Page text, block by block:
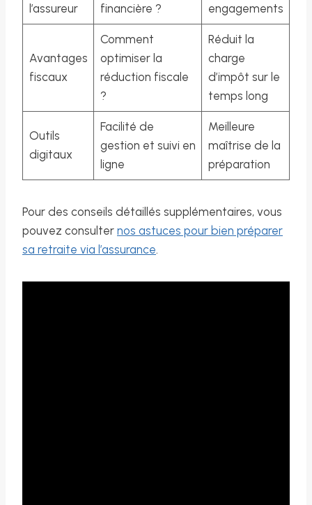
l’assureur
financière ?
engagements
Avantages
fiscaux
Comment
optimiser la
réduction fiscale
?
Réduit la
charge
d’impôt sur le
temps long
Outils
digitaux
Facilité de
gestion et suivi en
ligne
Meilleure
maîtrise de la
préparation
Pour des conseils détaillés supplémentaires, vous
pouvez consulter nos astuces pour bien préparer
sa retraite via l’assurance